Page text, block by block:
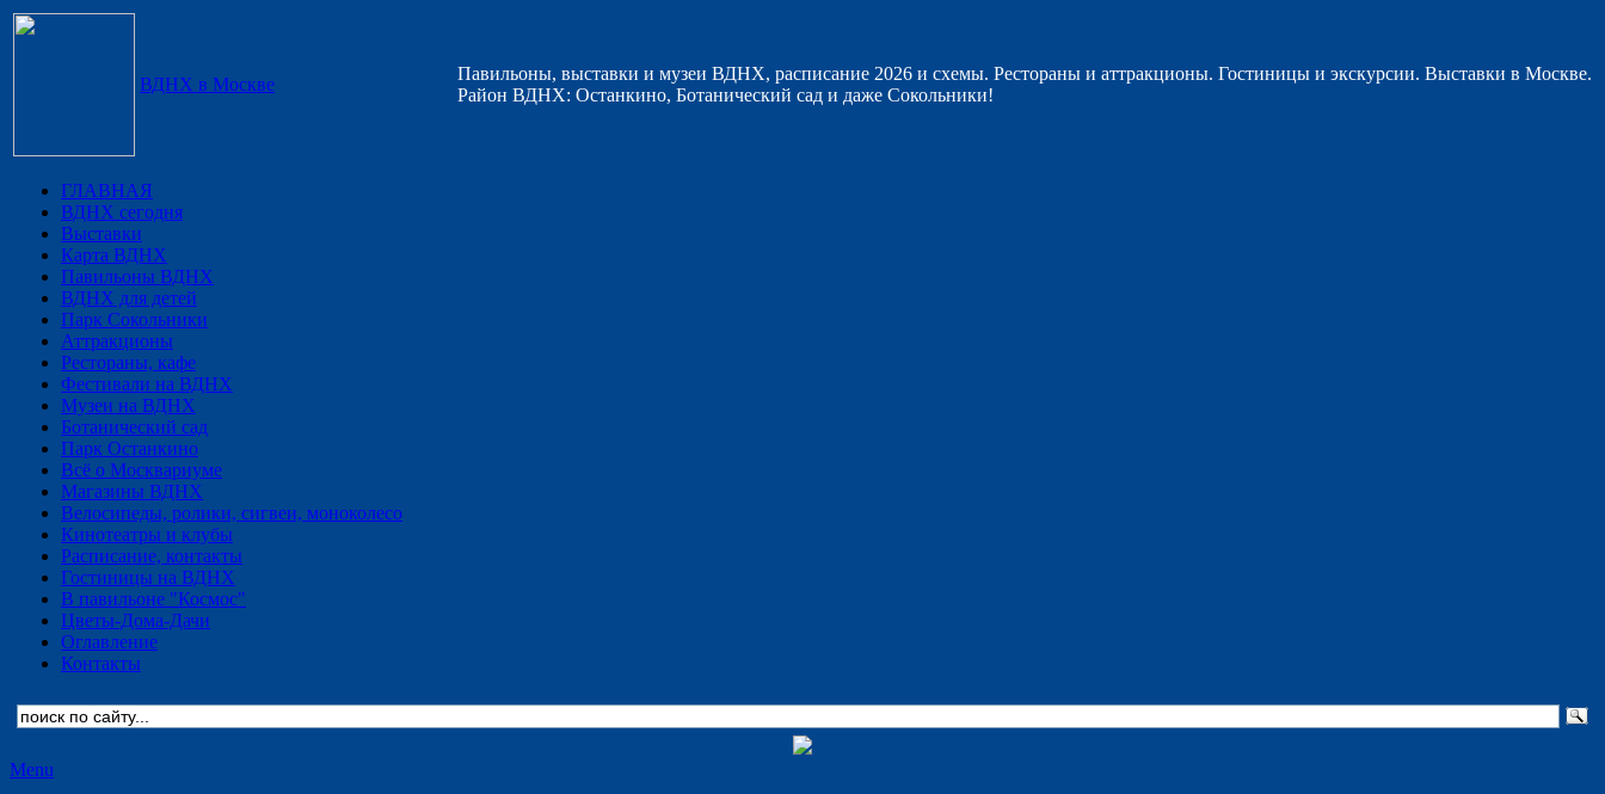
ВДНХ в Москве
Павильоны, выставки и музеи ВДНХ, расписание 2026 и схемы. Рестораны и аттракционы. Гостиницы и экскурсии. Выставки в Москве.
Район ВДНХ: Останкино, Ботанический сад и даже Сокольники!
ГЛАВНАЯ
ВДНХ сегодня
Выставки
Карта ВДНХ
Павильоны ВДНХ
ВДНХ для детей
Парк Сокольники
Аттракционы
Рестораны, кафе
Фестивали на ВДНХ
Музеи на ВДНХ
Ботанический сад
Парк Останкино
Всё о Москвариуме
Магазины ВДНХ
Велосипеды, ролики, сигвеи, моноколесо
Кинотеатры и клубы
Расписание, контакты
Гостиницы на ВДНХ
В павильоне "Космос"
Цветы-Дома-Дачи
Оглавление
Контакты
Menu